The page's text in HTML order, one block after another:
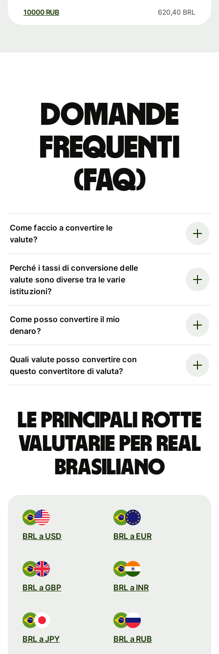
10000 RUB 620,40 BRL
Domande
Frequenti
(FAQ)
Come faccio a convertire le
valute?
Perché i tassi di conversione delle
valute sono diverse tra le varie
istituzioni?
Come posso convertire il mio
denaro?
Quali valute posso convertire con
questo convertitore di valuta?
Le principali rotte
valutarie per real
brasiliano
BRL a USD BRL a EUR
BRL a GBP BRL a INR
BRL a JPY BRL a RUB